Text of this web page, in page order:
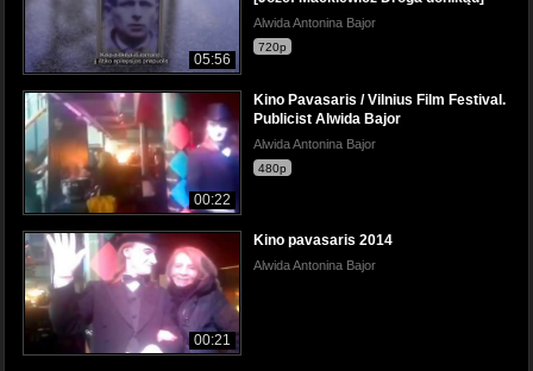
05:56
Alwida Antonina Bajor
720p
00:22
Kino Pavasaris / Vilnius Film Festival.
Publicist Alwida Bajor
Alwida Antonina Bajor
480p
00:21
Kino pavasaris 2014
Alwida Antonina Bajor